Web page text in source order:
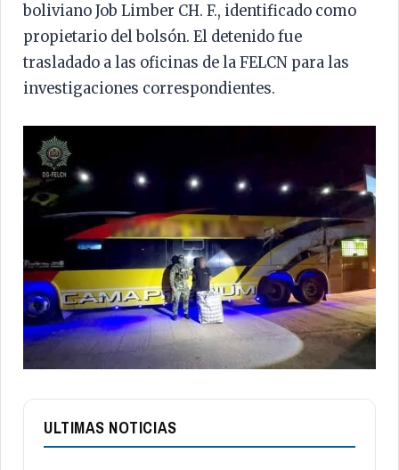
boliviano Job Limber CH. F., identificado como
propietario del bolsón. El detenido fue
trasladado a las oficinas de la FELCN para las
investigaciones correspondientes.
ULTIMAS NOTICIAS